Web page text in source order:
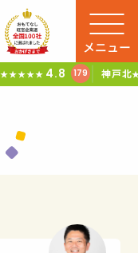
★★★★★ 4.8 179 神戸北
メニュー